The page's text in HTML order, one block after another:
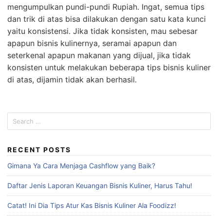
mengumpulkan pundi-pundi Rupiah. Ingat, semua tips
dan trik di atas bisa dilakukan dengan satu kata kunci
yaitu konsistensi. Jika tidak konsisten, mau sebesar
apapun bisnis kulinernya, seramai apapun dan
seterkenal apapun makanan yang dijual, jika tidak
konsisten untuk melakukan beberapa tips bisnis kuliner
di atas, dijamin tidak akan berhasil.
Search
for:
RECENT POSTS
Gimana Ya Cara Menjaga Cashflow yang Baik?
Daftar Jenis Laporan Keuangan Bisnis Kuliner, Harus Tahu!
Catat! Ini Dia Tips Atur Kas Bisnis Kuliner Ala Foodizz!